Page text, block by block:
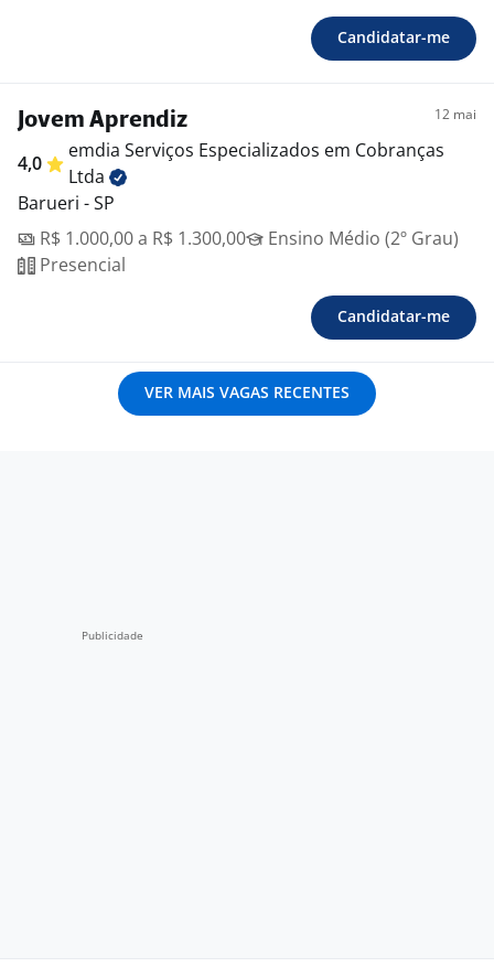
Candidatar-me
Jovem Aprendiz 12 mai
4,0
emdia Serviços Especializados em Cobranças
Ltda
Barueri - SP
R$ 1.000,00 a R$ 1.300,00
Ensino Médio (2º Grau)
Presencial
Candidatar-me
VER MAIS VAGAS RECENTES